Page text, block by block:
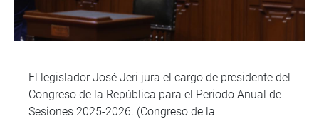
El legislador José Jeri jura el cargo de presidente del
Congreso de la República para el Periodo Anual de
Sesiones 2025-2026. (Congreso de la